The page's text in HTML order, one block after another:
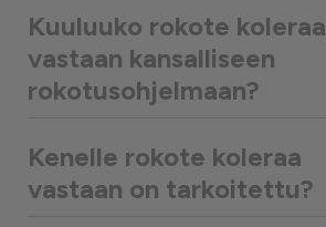
Kuuluuko rokote koleraa
vastaan kansalliseen
rokotusohjelmaan?
Kenelle rokote koleraa
vastaan on tarkoitettu?